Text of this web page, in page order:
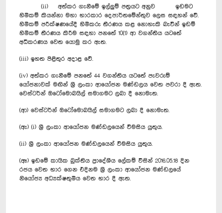
(ii) අත්කර ගැනීමේ ඉල්ලුම් පත්‍රයට අනුව ඉඩමට
හිමිකම් කියන්නා මහා භාරකාර දෙපාර්තමේන්තුව ලෙස සඳහන් වේ.
හිමිකම් පරීක්ෂණයේදී හිමිකරු තීරණය කළ නොහැකි බැවින් ඉඩම්
හිමිකම් තීරණය කිරීම සඳහා පනතේ 10(1) ආ වගන්තිය යටතේ
අධිකරණය වෙත යොමු කර ඇත.
(iii) ඉහත පිළිතුර අදාළ වේ.
(iv) අත්කර ගැනීමේ පනතේ 44 වගන්තිය යටතේ පැවරුම්
යෝජනාවක් මඟින් ශ්‍රී ලංකා ආයෝජන මණ්ඩලය වෙත පවරා දී ඇත.
වෙස්ටර්න් ඔටෝමොබයිල් සමාගමට ලබා දී නොමැත.
(ආ) වෙස්ටර්න් ඔටෝමොබයිල් සමාගමට ලබා දී නොමැත.
(ඇ) (i) ශ්‍රී ලංකා ආයෝජන මණ්ඩලයෙන් විමසිය යුතුය.
(ii) ශ්‍රී ලංකා ආයෝජන මණ්ඩලයෙන් විමසිය යුතුය.
(ඈ) ඉඩමේ කායික බුක්තිය ප්‍රාදේශීය ලේකම් විසින් 2016.05.18 දින
රජය වෙත භාර ගෙන එදිනම ශ්‍රී ලංකා ආයෝජන මණ්ඩලයේ
නියෝජ්‍ය අධ්‍යක්ෂතුමිය වෙත භාර දී ඇත.